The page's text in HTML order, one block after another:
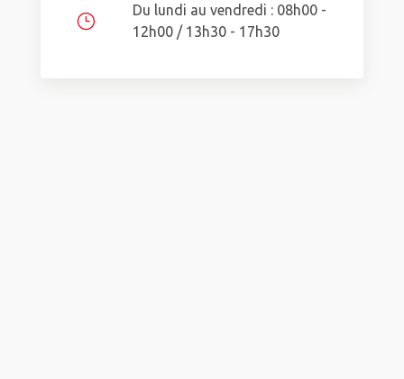
}
Du lundi au vendredi : 08h00 -
12h00 / 13h30 - 17h30